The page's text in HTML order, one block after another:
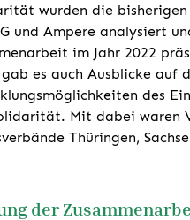
wurden die
und Ampere analysiert
im Jahr 2022
es auch Ausblicke auf
des
Mit dabei waren
Thüringen,
der